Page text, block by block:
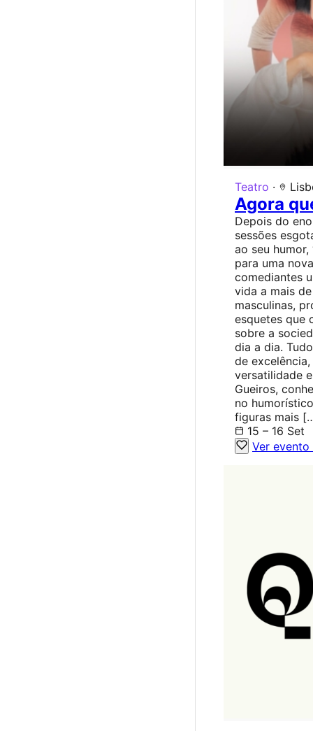
Teatro ·
Agora
Depois do
sessões
ao seu humor,
para uma
comediantes
vida a mais
masculinas,
esquetes que
sobre a
dia a dia.
de
versatilidade
Gueiros,
no
figuras mais
15 – 16 Set
Ver